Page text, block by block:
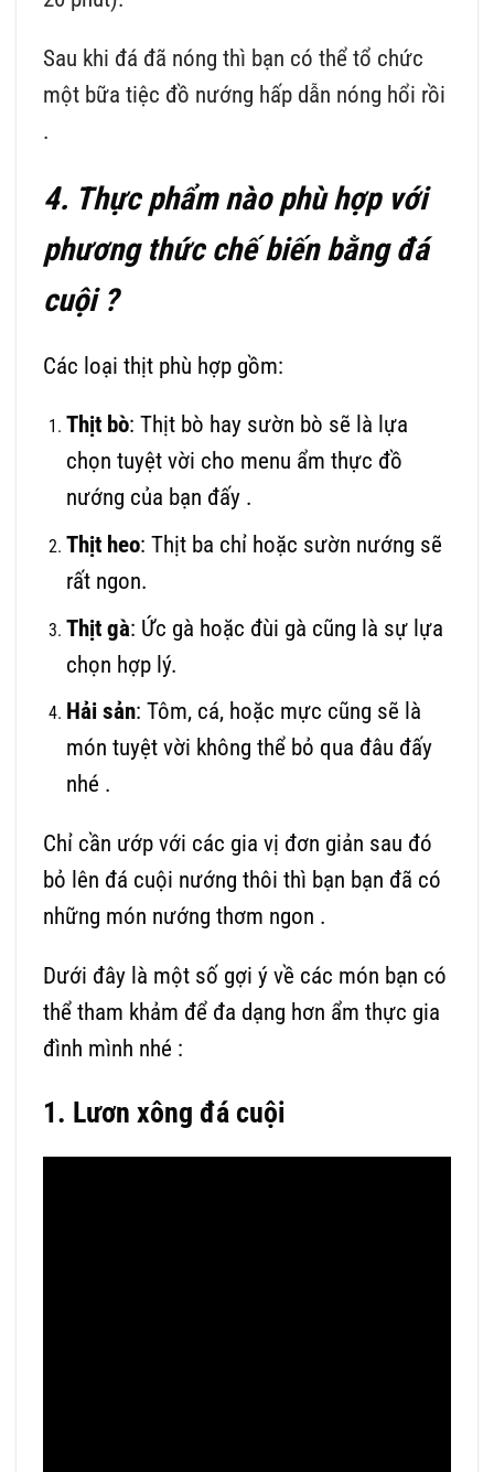
Sau khi đá đã nóng thì bạn có thể tổ chức
một bữa tiệc đồ nướng hấp dẫn nóng hổi rồi
.
4. Thực phẩm nào phù hợp với
phương thức chế biến bằng đá
cuội ?
Các loại thịt phù hợp gồm:
Thịt bò: Thịt bò hay sườn bò sẽ là lựa
chọn tuyệt vời cho menu ẩm thực đồ
nướng của bạn đấy .
Thịt heo: Thịt ba chỉ hoặc sườn nướng sẽ
rất ngon.
Thịt gà: Ức gà hoặc đùi gà cũng là sự lựa
chọn hợp lý.
Hải sản: Tôm, cá, hoặc mực cũng sẽ là
món tuyệt vời không thể bỏ qua đâu đấy
nhé .
Chỉ cần ướp với các gia vị đơn giản sau đó
bỏ lên đá cuội nướng thôi thì bạn bạn đã có
những món nướng thơm ngon .
Dưới đây là một số gợi ý về các món bạn có
thể tham khảm để đa dạng hơn ẩm thực gia
đình mình nhé :
1. Lươn xông đá cuội